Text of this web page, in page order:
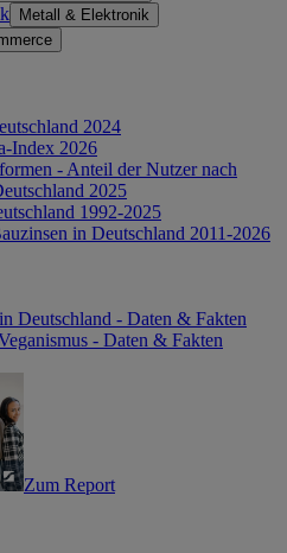
Metall & Elektronik
2024
Index 2026
- Anteil der Nutzer nach
2025
1992-2025
in Deutschland 2011-2026
Deutschland - Daten & Fakten
- Daten & Fakten
Zum Report